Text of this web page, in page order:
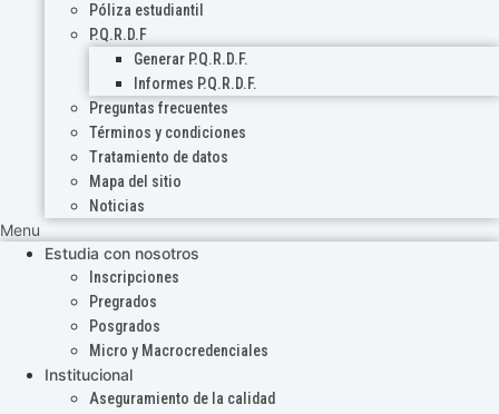
Póliza estudiantil
P.Q.R.D.F
Generar P.Q.R.D.F.
Informes P.Q.R.D.F.
Preguntas frecuentes
Términos y condiciones
Tratamiento de datos
Mapa del sitio
Noticias
Menu
Estudia con nosotros
Inscripciones
Pregrados
Posgrados
Micro y Macrocredenciales
Institucional
Aseguramiento de la calidad